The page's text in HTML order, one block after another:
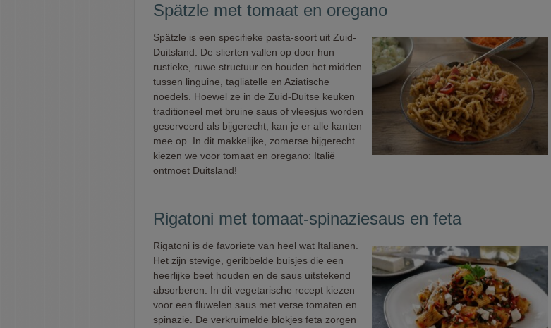
Spätzle met tomaat en oregano
Spätzle is een specifieke pasta-soort uit Zuid-
Duitsland. De slierten vallen op door hun
rustieke, ruwe structuur en houden het midden
tussen linguine, tagliatelle en Aziatische
noedels. Hoewel ze in de Zuid-Duitse keuken
traditioneel met bruine saus of vleesjus worden
geserveerd als bijgerecht, kan je er alle kanten
mee op. In dit makkelijke, zomerse bijgerecht
kiezen we voor tomaat en oregano: Italië
ontmoet Duitsland!
Rigatoni met tomaat-spinaziesaus en feta
Rigatoni is de favoriete van heel wat Italianen.
Het zijn stevige, geribbelde buisjes die een
heerlijke beet houden en de saus uitstekend
absorberen. In dit vegetarische recept kiezen
voor een fluwelen saus met verse tomaten en
spinazie. De verkruimelde blokjes feta zorgen